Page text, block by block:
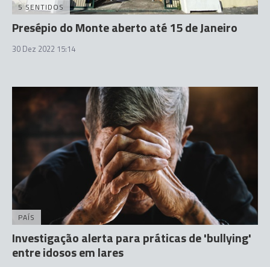
5 SENTIDOS
Presépio do Monte aberto até 15 de Janeiro
30 Dez 2022 15:14
PAÍS
Investigação alerta para práticas de 'bullying'
entre idosos em lares